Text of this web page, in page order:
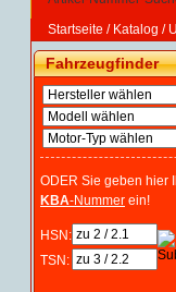
Startseite / Katalog /
Fahrzeugfinder
ODER Sie geben hier
KBA-Nummer ein!
HSN:
TSN: